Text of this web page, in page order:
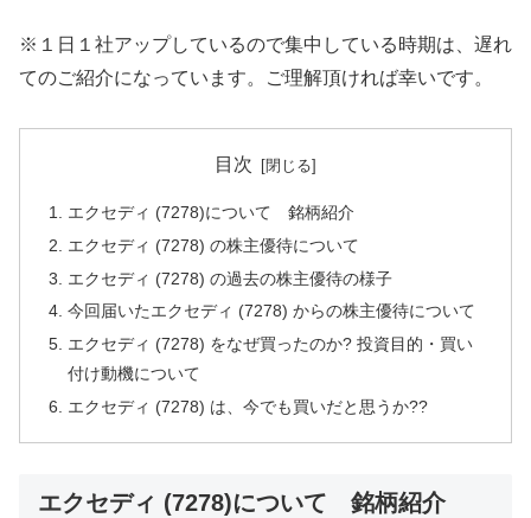
※１日１社アップしているので集中している時期は、遅れ
てのご紹介になっています。ご理解頂ければ幸いです。
目次
エクセディ (7278)について 銘柄紹介
エクセディ (7278) の株主優待について
エクセディ (7278) の過去の株主優待の様子
今回届いたエクセディ (7278) からの株主優待について
エクセディ (7278) をなぜ買ったのか? 投資目的・買い
付け動機について
エクセディ (7278) は、今でも買いだと思うか??
エクセディ (7278)について 銘柄紹介